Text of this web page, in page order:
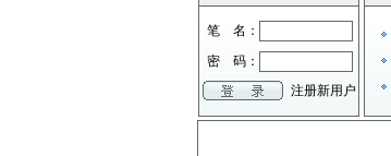
笔 名：
密 码：
注册新用户